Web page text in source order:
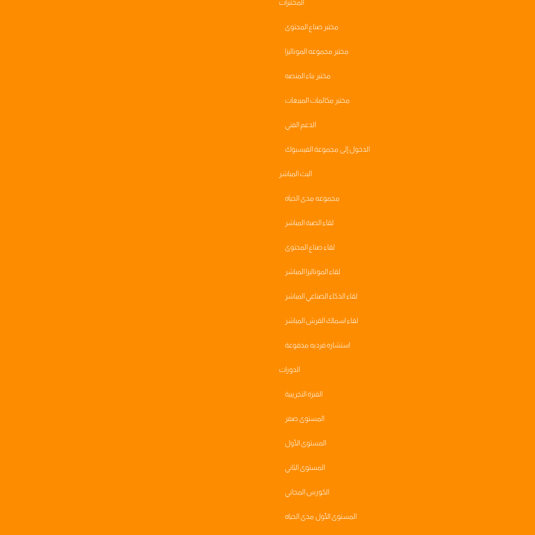
المختبرات
مختبر صناع المحتوى
مختبر مجموعه الموناليزا
مختبر بناء المنصه
مختبر مكالمات المبيعات
الدعم الفني
الدخول إلى مجموعة الفيسبوك
البث المباشر
مجموعه مدى الحياه
لقاء الصبة المباشر
لقاء صناع المحتوى
لقاء الموناليزا المباشر
لقاء الذكاء الصناعي المباشر
لقاء اسماك القرش المباشر
استشاره فرديه مدفوعة
الدورات
الفترة التجريبية
المستوى صفر
المستوى الأول
المستوى الثاني
الكورس المجاني
المستوى الأول مدى الحياه